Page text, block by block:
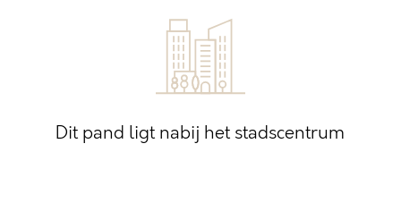
Dit pand ligt nabij het stadscentrum